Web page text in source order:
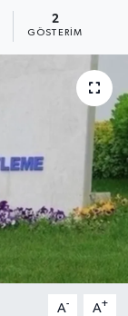
2
GÖSTERIM
A- A+